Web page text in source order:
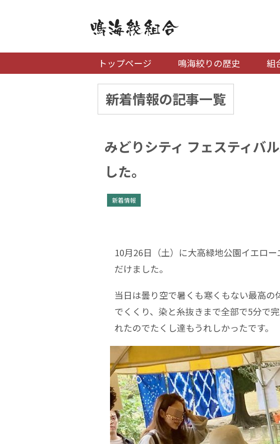
トップページ 鳴海絞りの歴史 組
新着情報の記事一覧
みどりシティ フェスティバ
した。
新着情報
10月26日（土）に大高緑地公園イエロ
だけました。
当日は曇り空で暑くも寒くもない最高
でくくり、染と糸抜きまで全部で5分で
れたのでたくし達もうれしかったです。